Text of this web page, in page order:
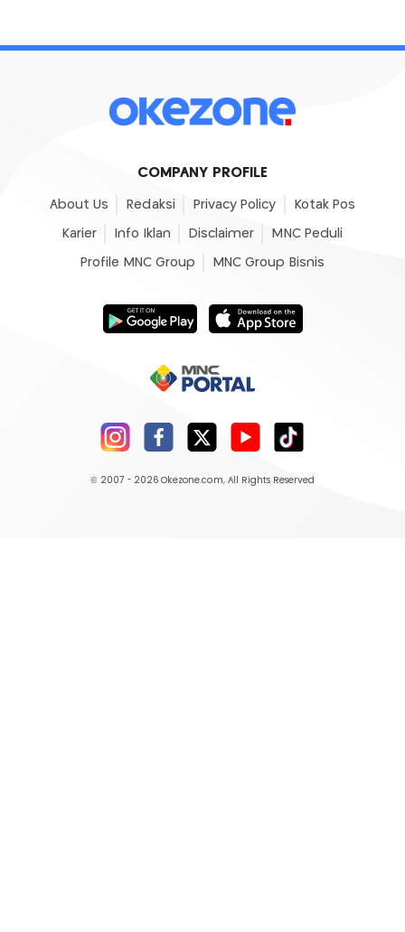
COMPANY PROFILE
About Us Redaksi Privacy Policy Kotak Pos
Karier Info Iklan Disclaimer MNC Peduli
Profile MNC Group MNC Group Bisnis
© 2007 - 2026 Okezone.com, All Rights Reserved